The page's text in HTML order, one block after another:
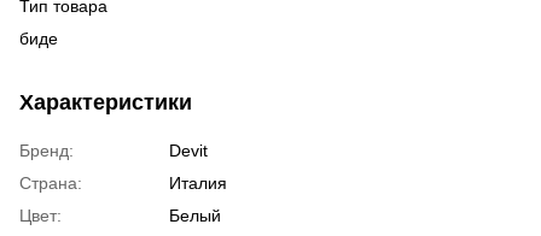
Тип товара
биде
Характеристики
Бренд:
Devit
Страна:
Италия
Цвет:
Белый